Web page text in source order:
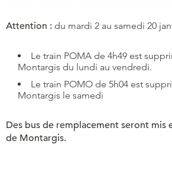
Attention : du mardi 2 au samedi 20
Le train POMA de 4h49 est
Montargis du lundi au vendredi.
Le train POMO de 5h04 est
Montargis le samedi
Des bus de remplacement seront mis
de Montargis.